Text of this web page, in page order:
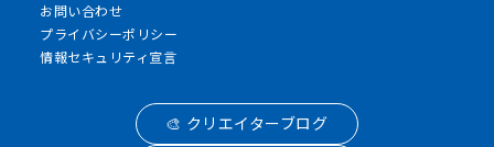
お問い合わせ
プライバシーポリシー
情報セキュリティ宣言
🎨 クリエイターブログ